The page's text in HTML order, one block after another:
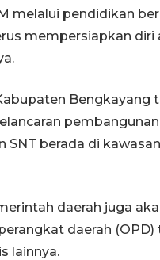
melalui pendidikan
mempersiapkan diri
Bengkayang
berada di
daerah juga
daerah
lainnya.